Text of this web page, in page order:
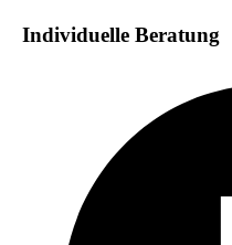
Individuelle Beratung